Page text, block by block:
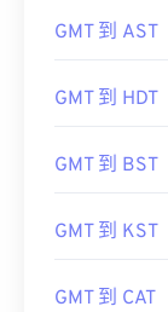
GMT 到 AST
GMT 到 HDT
GMT 到 BST
GMT 到 KST
GMT 到 CAT